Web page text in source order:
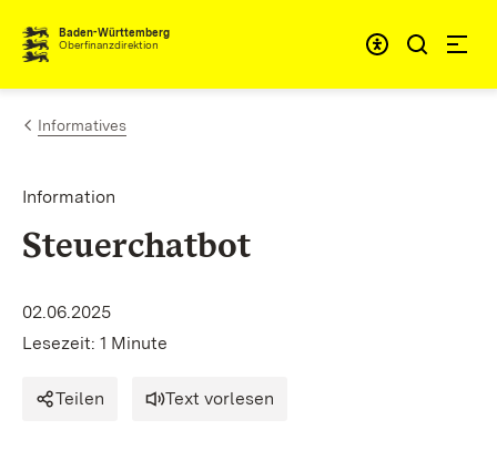
Zum Inhalt springen
Baden-Württemberg
Oberfinanzdirektion
Informatives
Information
Steuerchatbot
02.06.2025
Lesezeit: 1 Minute
Teilen Text vorlesen